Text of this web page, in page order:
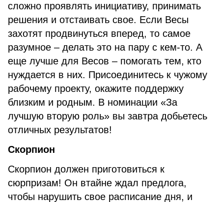
сложно проявлять инициативу, принимать
решения и отстаивать свое. Если Весы
захотят продвинуться вперед, то самое
разумное – делать это на пару с кем-то. А
еще лучше для Весов – помогать тем, кто
нуждается в них. Присоединитесь к чужому
рабочему проекту, окажите поддержку
близким и родным. В номинации «За
лучшую вторую роль» вы завтра добьетесь
отличных результатов!
Скорпион
Скорпион должен приготовиться к
сюрпризам! Он втайне ждал предлога,
чтобы нарушить свое расписание дня, и